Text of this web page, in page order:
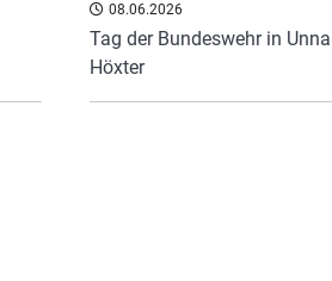
08.06.2026
Tag der Bundeswehr in
Höxter